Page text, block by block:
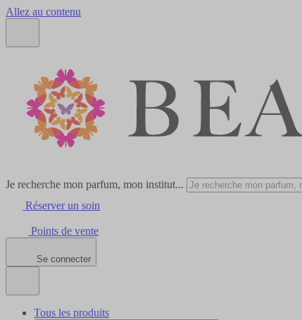
Allez au contenu
Je recherche mon parfum, mon institut...
Réserver un soin
Points de vente
Se connecter
Tous les produits